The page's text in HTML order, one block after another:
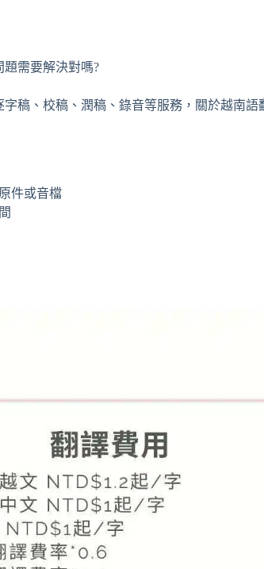
需要解決對嗎?
稿、校稿、潤稿、錄音等服務，關於越南語
件或音檔